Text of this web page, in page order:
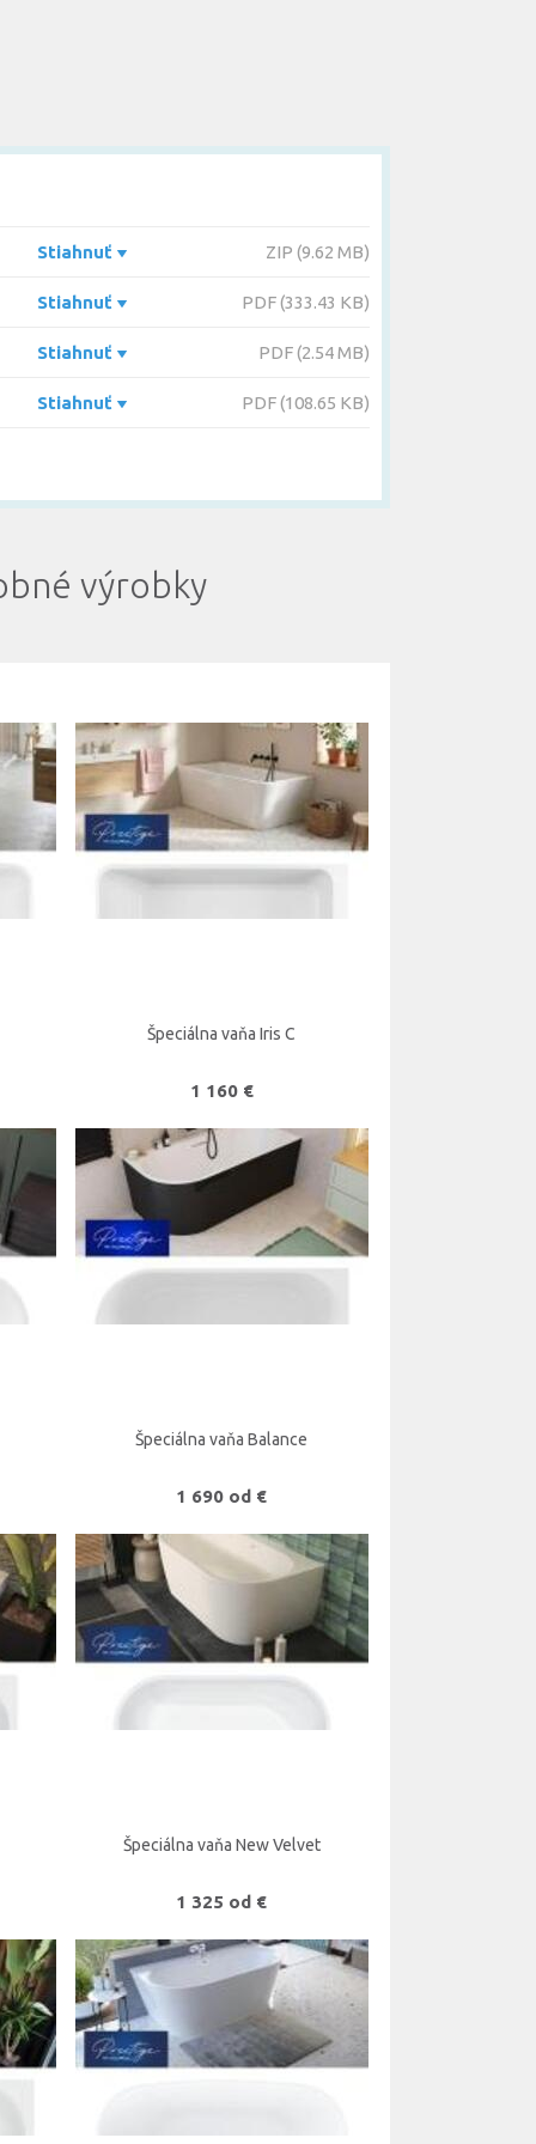
Stiahnuť ZIP (9.62 MB)
Stiahnuť PDF (333.43 KB)
Stiahnuť PDF (2.54 MB)
Stiahnuť PDF (108.65 KB)
výrobky
Špeciálna vaňa Iris C
1 160 €
Špeciálna vaňa Balance
1 690 od €
Špeciálna vaňa New Velvet
1 325 od €